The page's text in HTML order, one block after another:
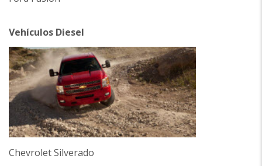
Vehículos Diesel
Chevrolet Silverado